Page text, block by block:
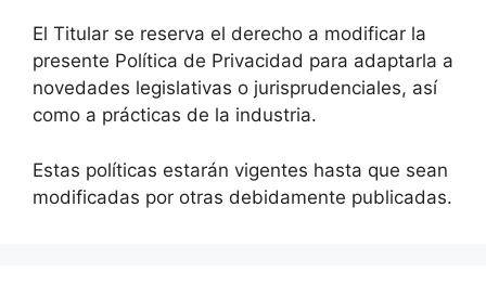
El Titular se reserva el derecho a modificar la
presente Política de Privacidad para adaptarla a
novedades legislativas o jurisprudenciales, así
como a prácticas de la industria.
Estas políticas estarán vigentes hasta que sean
modificadas por otras debidamente publicadas.